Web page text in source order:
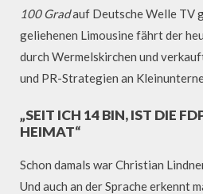
100 Gradauf Deutsche Welle TV
geliehenen Limousine fährt der
durch Wermelskirchen und
und PR-Strategien an
„SEIT ICH 14 BIN, IST DIE
HEIMAT“
Schon damals war Christian
Und auch an der Sprache erkennt